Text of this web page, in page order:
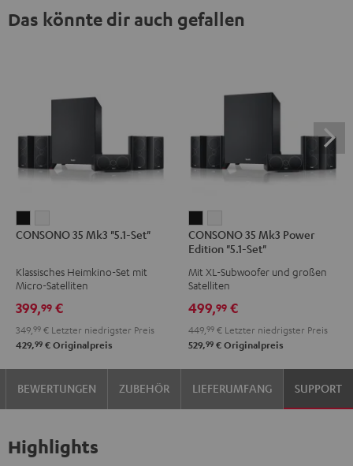
Das könnte dir auch gefallen
35
"5.1-
Schwarz
35
"5.1-
Weiß
CONSONO 35 Mk3 "5.1-Set"
Klassisches Heimkino-Set mit
Micro-Satelliten
399,99 €
349, 99 € Letzter niedrigster Preis
429,99 € Originalpreis
35
Mk3
Power
"5.1-
Set"
Schwarz
35
Mk3
Power
"5.1-
Set"
Weiß
CONSONO 35 Mk3 Power
Edition "5.1-Set"
Mit XL-Subwoofer und großen
Satelliten
499,99 €
449, 99 € Letzter niedrigster Preis
529,99 € Originalpreis
BEWERTUNGEN ZUBEHÖR LIEFERUMFANG SUPPORT
Highlights